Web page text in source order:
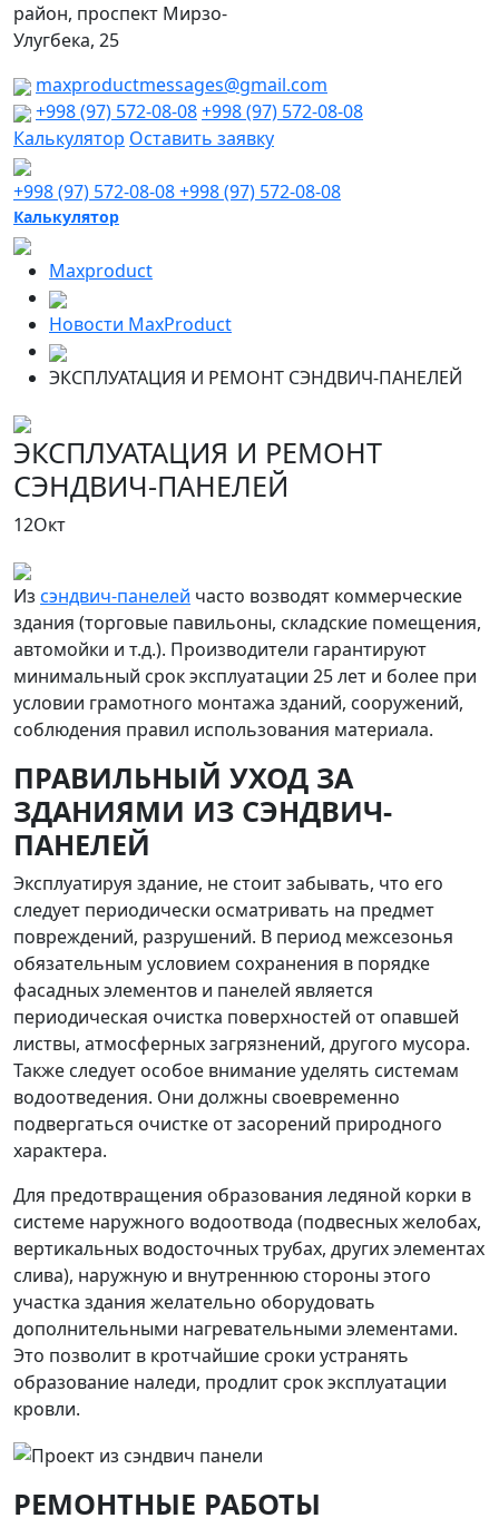
район, проспект Мирзо-
Улугбека, 25
maxproductmessages@gmail.com
+998 (97) 572-08-08+998 (97) 572-08-08
Калькулятор Оставить заявку
+998 (97) 572-08-08+998 (97) 572-08-08
Калькулятор
Maxproduct
Новости MaxProduct
ЭКСПЛУАТАЦИЯ И РЕМОНТ СЭНДВИЧ-ПАНЕЛЕЙ
ЭКСПЛУАТАЦИЯ И РЕМОНТ
СЭНДВИЧ-ПАНЕЛЕЙ
12Окт
Из сэндвич-панелей часто возводят коммерческие
здания (торговые павильоны, складские помещения,
автомойки и т.д.). Производители гарантируют
минимальный срок эксплуатации 25 лет и более при
условии грамотного монтажа зданий, сооружений,
соблюдения правил использования материала.
ПРАВИЛЬНЫЙ УХОД ЗА
ЗДАНИЯМИ ИЗ СЭНДВИЧ-
ПАНЕЛЕЙ
Эксплуатируя здание, не стоит забывать, что его
следует периодически осматривать на предмет
повреждений, разрушений. В период межсезонья
обязательным условием сохранения в порядке
фасадных элементов и панелей является
периодическая очистка поверхностей от опавшей
листвы, атмосферных загрязнений, другого мусора.
Также следует особое внимание уделять системам
водоотведения. Они должны своевременно
подвергаться очистке от засорений природного
характера.
Для предотвращения образования ледяной корки в
системе наружного водоотвода (подвесных желобах,
вертикальных водосточных трубах, других элементах
слива), наружную и внутреннюю стороны этого
участка здания желательно оборудовать
дополнительными нагревательными элементами.
Это позволит в кротчайшие сроки устранять
образование наледи, продлит срок эксплуатации
кровли.
РЕМОНТНЫЕ РАБОТЫ